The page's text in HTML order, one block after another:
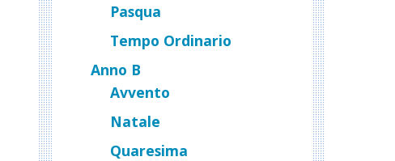
Pasqua
Tempo Ordinario
Anno B
Avvento
Natale
Quaresima